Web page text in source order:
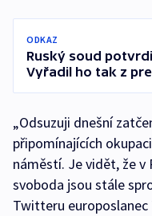
ODKAZ
Ruský soud
Vyřadil ho tak z
„Odsuzuji dnešní
připomínajících
náměstí. Je vidět, že v
svoboda jsou stále
Twitteru europoslanec